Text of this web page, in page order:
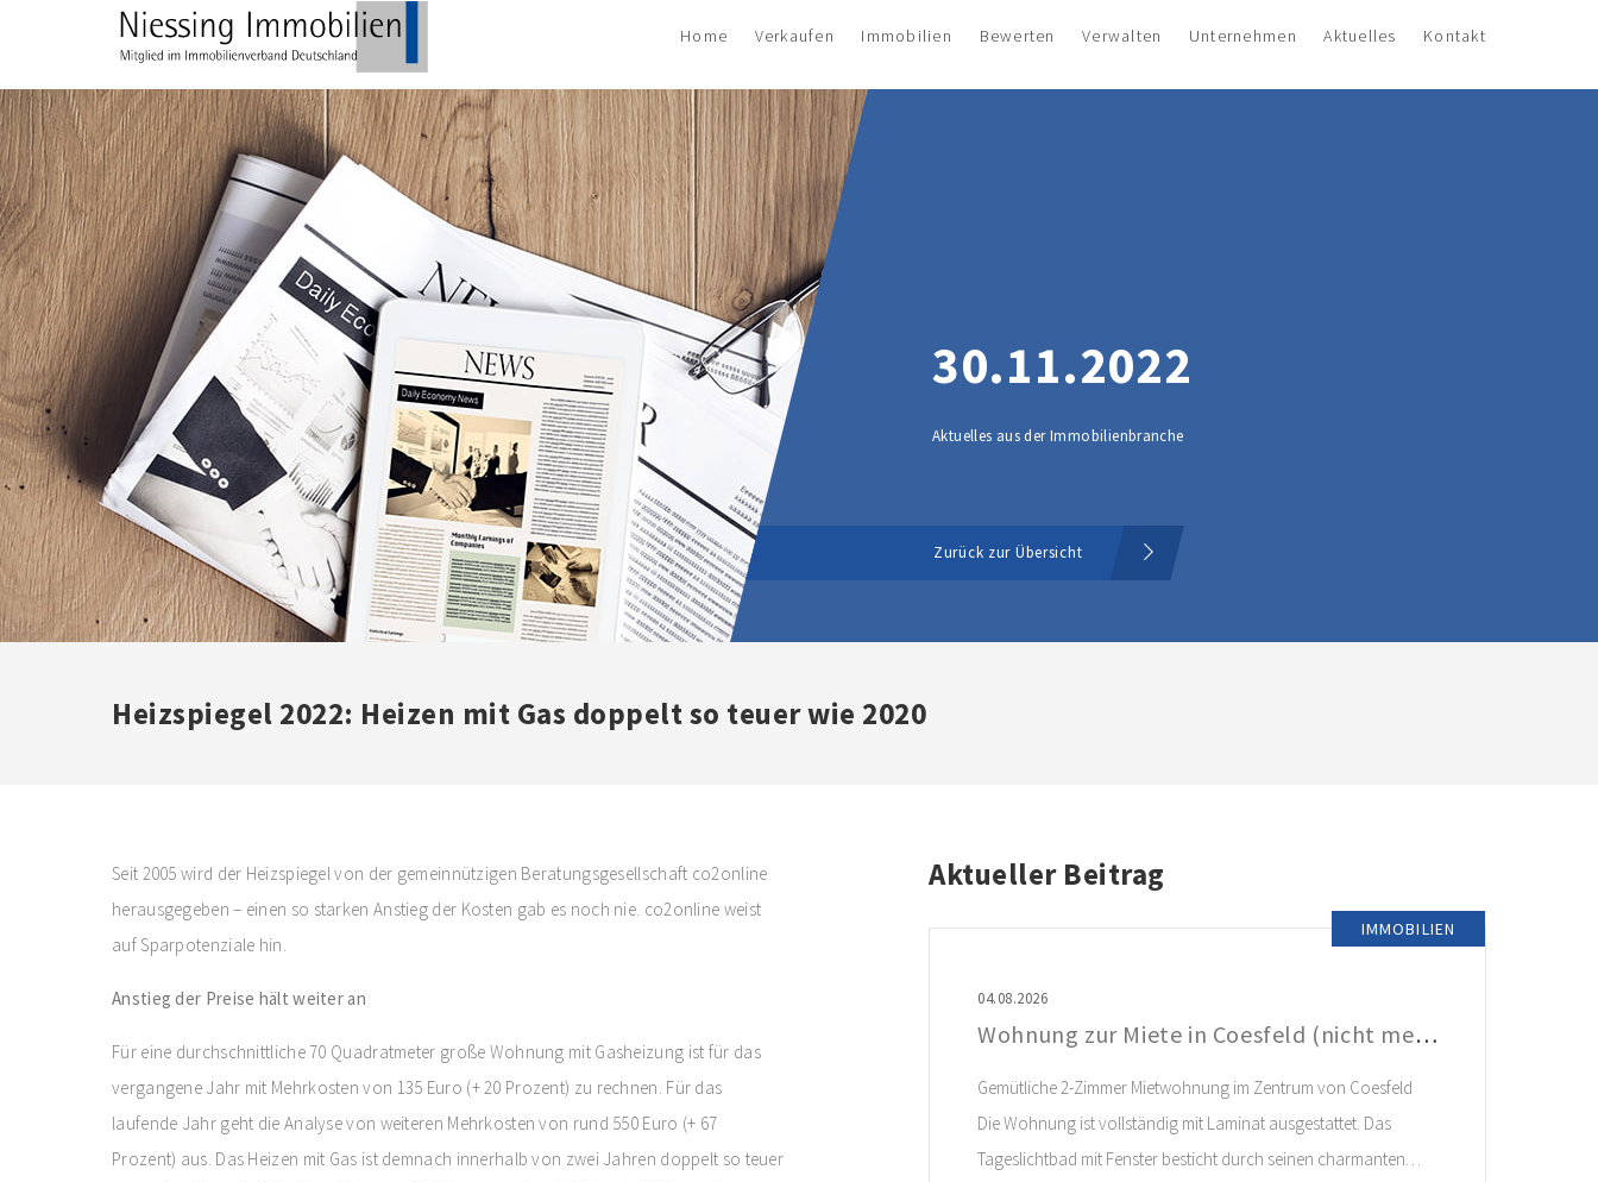
Home Verkaufen Immobilien Bewerten Verwalten Unternehmen Aktuelles Kontakt
30.11.2022
Aktuelles aus der Immobilienbranche
Zurück zur Übersicht
Heizspiegel 2022: Heizen mit Gas doppelt so teuer wie 2020
Seit 2005 wird der Heizspiegel von der gemeinnützigen Beratungsgesellschaft co2online
herausgegeben – einen so starken Anstieg der Kosten gab es noch nie. co2online weist
auf Sparpotenziale hin.
Anstieg der Preise hält weiter an
Für eine durchschnittliche 70 Quadratmeter große Wohnung mit Gasheizung ist für das
vergangene Jahr mit Mehrkosten von 135 Euro (+ 20 Prozent) zu rechnen. Für das
laufende Jahr geht die Analyse von weiteren Mehrkosten von rund 550 Euro (+ 67
Prozent) aus. Das Heizen mit Gas ist demnach innerhalb von zwei Jahren doppelt so teuer
Aktueller Beitrag
IMMOBILIEN
04.08.2026
Wohnung zur Miete in Coesfeld (nicht mehr verfügbar)
Gemütliche 2-Zimmer Mietwohnung im Zentrum von Coesfeld
Die Wohnung ist vollständig mit Laminat ausgestattet. Das
Tageslichtbad mit Fenster besticht durch seinen charmanten